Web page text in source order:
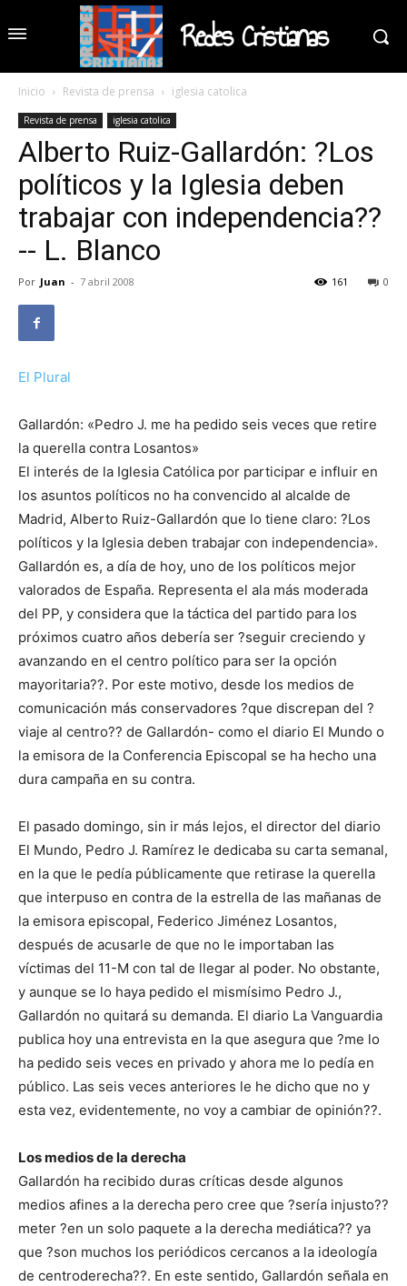
Redes Cristianas
Inicio Revista de prensa iglesia catolica
Revista de prensa iglesia catolica
Alberto Ruiz-Gallardón: ?Los
políticos y la Iglesia deben
trabajar con independencia??
-- L. Blanco
Por Juan - 7 abril 2008 0
161
El Plural
Gallardón: «Pedro J. me ha pedido seis veces que retire
la querella contra Losantos»
El interés de la Iglesia Católica por participar e influir en
los asuntos políticos no ha convencido al alcalde de
Madrid, Alberto Ruiz-Gallardón que lo tiene claro: ?Los
políticos y la Iglesia deben trabajar con independencia».
Gallardón es, a día de hoy, uno de los políticos mejor
valorados de España. Representa el ala más moderada
del PP, y considera que la táctica del partido para los
próximos cuatro años debería ser ?seguir creciendo y
avanzando en el centro político para ser la opción
mayoritaria??. Por este motivo, desde los medios de
comunicación más conservadores ?que discrepan del ?
viaje al centro?? de Gallardón- como el diario El Mundo o
la emisora de la Conferencia Episcopal se ha hecho una
dura campaña en su contra.
El pasado domingo, sin ir más lejos, el director del diario
El Mundo, Pedro J. Ramírez le dedicaba su carta semanal,
en la que le pedía públicamente que retirase la querella
que interpuso en contra de la estrella de las mañanas de
la emisora episcopal, Federico Jiménez Losantos,
después de acusarle de que no le importaban las
víctimas del 11-M con tal de llegar al poder. No obstante,
y aunque se lo haya pedido el mismísimo Pedro J.,
Gallardón no quitará su demanda. El diario La Vanguardia
publica hoy una entrevista en la que asegura que ?me lo
ha pedido seis veces en privado y ahora me lo pedía en
público. Las seis veces anteriores le he dicho que no y
esta vez, evidentemente, no voy a cambiar de opinión??.
Los medios de la derecha
Gallardón ha recibido duras críticas desde algunos
medios afines a la derecha pero cree que ?sería injusto??
meter ?en un solo paquete a la derecha mediática?? ya
que ?son muchos los periódicos cercanos a la ideología
de centroderecha??. En este sentido, Gallardón señala en